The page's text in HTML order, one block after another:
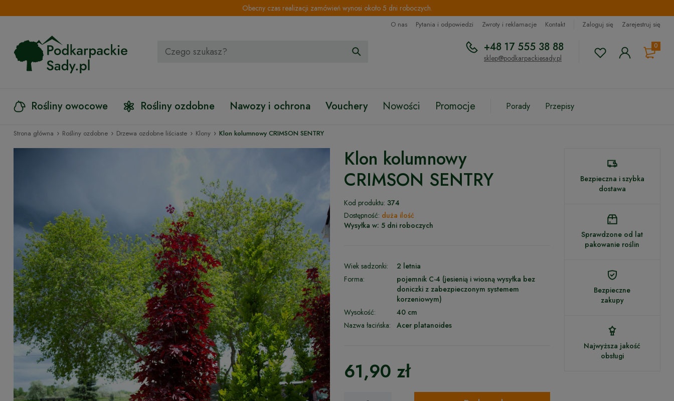
Obecny czas realizacji zamówień wynosi około 5 dni roboczych.
O nas Pytania i odpowiedzi Zwroty i reklamacje Kontakt Zaloguj się Zarejestruj się
0
+48 17 555 38 88
sklep@podkarpackiesady.pl
Rośliny owocowe Rośliny ozdobne Nawozy i ochrona Vouchery Nowości Promocje Porady Przepisy
Strona główna › Rośliny ozdobne › Drzewa ozdobne liściaste › Klony › Klon kolumnowy CRIMSON SENTRY
Klon kolumnowy
CRIMSON SENTRY
Kod produktu: 374
Dostępność: duża ilość
Wysyłka w: 5 dni roboczych
Wiek sadzonki:
2 letnia
Forma:
pojemnik C-4 (jesienią i wiosną wysyłka bez
doniczki z zabezpieczonym systemem
korzeniowym)
Wysokość:
40 cm
Nazwa łacińska:
Acer platanoides
61,90 zł
Bezpieczna i szybka
dostawa
Sprawdzone od lat
pakowanie roślin
Bezpieczne
zakupy
Najwyższa jakość
obsługi